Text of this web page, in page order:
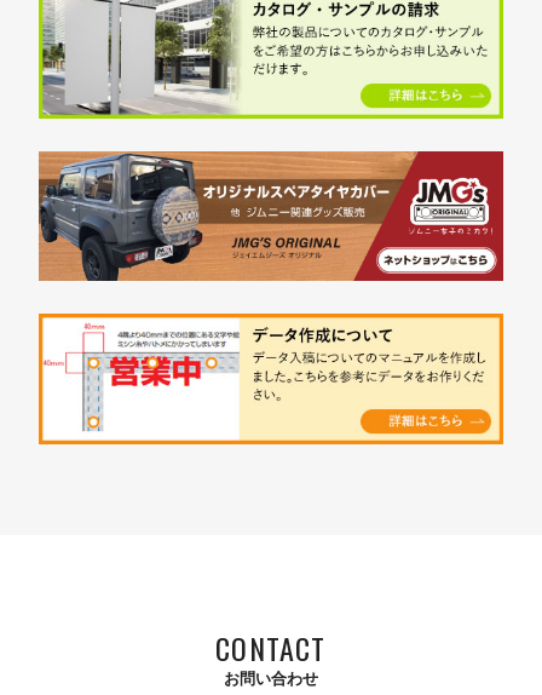
CONTACT
お問い合わせ